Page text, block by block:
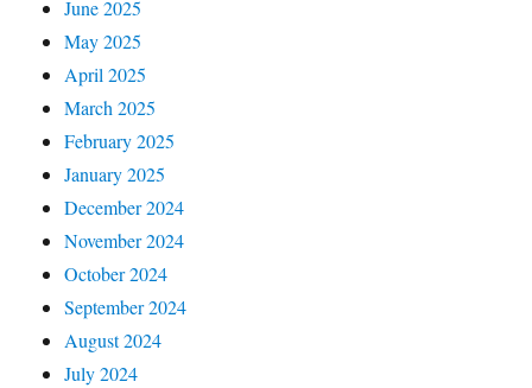
June 2025
May 2025
April 2025
March 2025
February 2025
January 2025
December 2024
November 2024
October 2024
September 2024
August 2024
July 2024